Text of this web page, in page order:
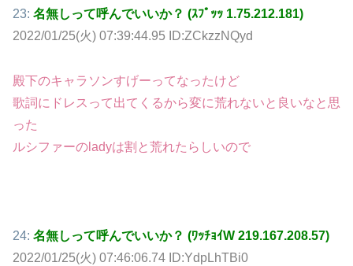
23: 名無しって呼んでいいか？ (ｽﾌﾟｯｯ 1.75.212.181)
2022/01/25(火) 07:39:44.95 ID:ZCkzzNQyd
殿下のキャラソンすげーってなったけど
歌詞にドレスって出てくるから変に荒れないと良いなと思
った
ルシファーのladyは割と荒れたらしいので
24: 名無しって呼んでいいか？ (ﾜｯﾁｮｲW 219.167.208.57)
2022/01/25(火) 07:46:06.74 ID:YdpLhTBi0